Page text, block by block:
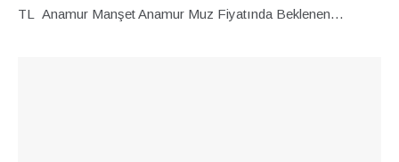
TL Anamur Manşet Anamur Muz Fiyatında Beklenen…